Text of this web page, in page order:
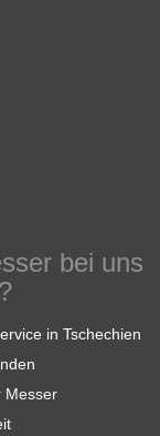
bei uns
in Tschechien
Messer